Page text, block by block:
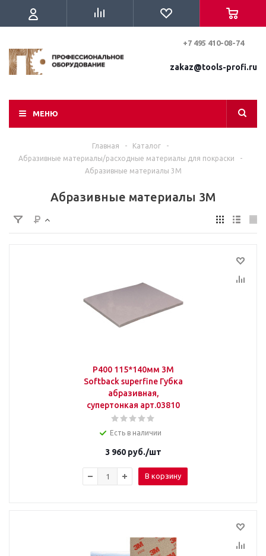
+7 495 410-08-74
zakaz@tools-profi.ru
МЕНЮ
Главная - Каталог
-
Абразивные материалы/расходные материалы для покраски
-
Абразивные материалы 3M
Абразивные материалы 3M
P400 115*140мм 3M
Softback superfine Губка
абразивная,
супертонкая арт.03810
Есть в наличии
3 960 руб./шт
В корзину